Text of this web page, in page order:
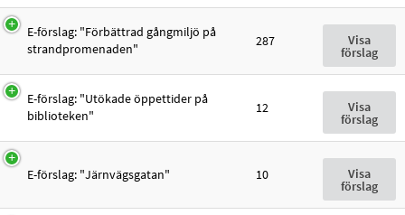
E-förslag: "Förbättrad gångmiljö på
strandpromenaden"
287 Visa
förslag
E-förslag: "Utökade öppettider på
biblioteken"
12 Visa
förslag
E-förslag: "Järnvägsgatan" 10 Visa
förslag